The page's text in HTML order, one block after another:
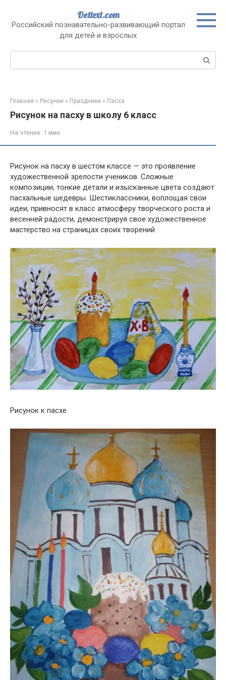
контенту
Dettext.com
Российский познавательно-развивающий портал
для детей и взрослых
Поиск:
Главная » Рисунки » Праздники » Пасха
Рисунок на пасху в школу 6 класс
На чтение: 1 мин
Рисунок на пасху в шестом классе — это проявление
художественной зрелости учеников. Сложные
композиции, тонкие детали и изысканные цвета создают
пасхальные шедевры. Шестиклассники, воплощая свои
идеи, привносят в класс атмосферу творческого роста и
весенней радости, демонстрируя свое художественное
мастерство на страницах своих творений.
Рисунок к пасхе